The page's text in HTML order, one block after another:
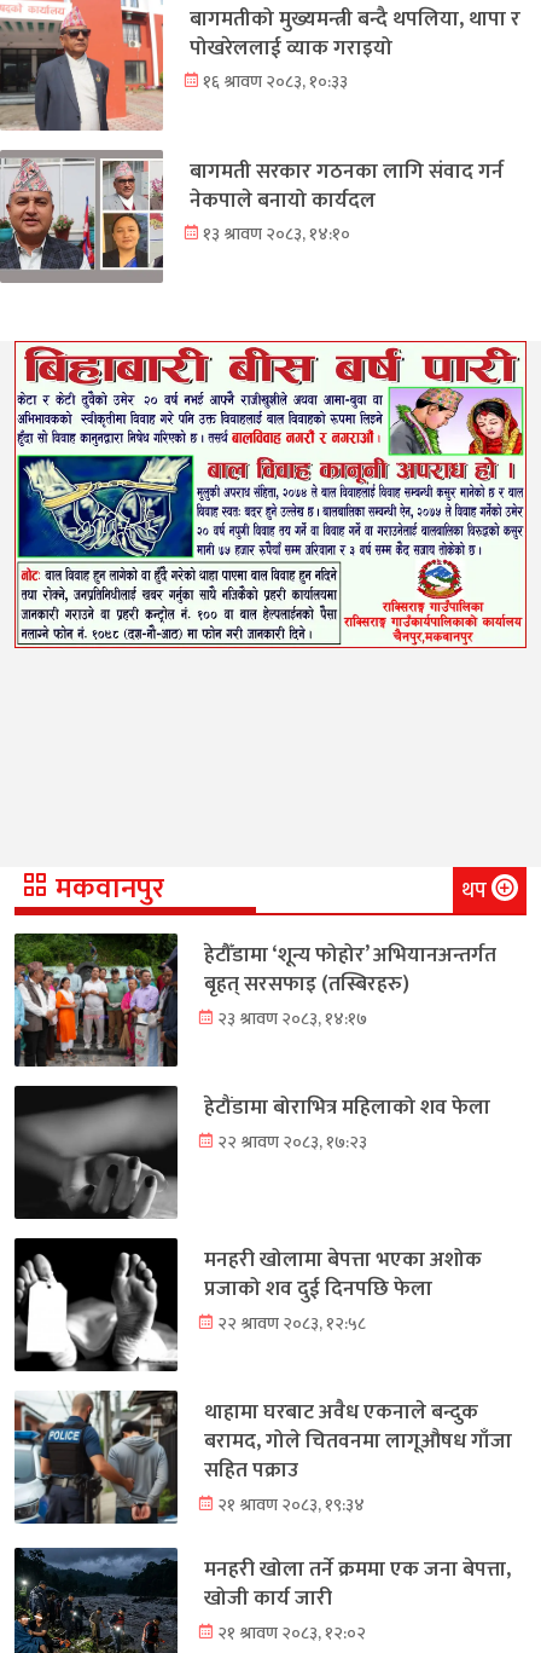
बागमतीको मुख्यमन्त्री बन्दै थपलिया, थापा र
पोखरेललाई व्याक गराइयो
१६ श्रावण २०८३, १०:३३
बागमती सरकार गठनका लागि संवाद गर्न
नेकपाले बनायो कार्यदल
१३ श्रावण २०८३, १४:१०
मकवानपुर थप
हेटौँडामा ‘शून्य फोहोर’ अभियानअन्तर्गत
बृहत् सरसफाइ (तस्बिरहरु)
२३ श्रावण २०८३, १४:१७
हेटौंडामा बोराभित्र महिलाको शव फेला
२२ श्रावण २०८३, १७:२३
मनहरी खोलामा बेपत्ता भएका अशोक
प्रजाको शव दुई दिनपछि फेला
२२ श्रावण २०८३, १२:५८
थाहामा घरबाट अवैध एकनाले बन्दुक
बरामद, गोले चितवनमा लागूऔषध गाँजा
सहित पक्राउ
२१ श्रावण २०८३, १९:३४
मनहरी खोला तर्ने क्रममा एक जना बेपत्ता,
खोजी कार्य जारी
२१ श्रावण २०८३, १२:०२